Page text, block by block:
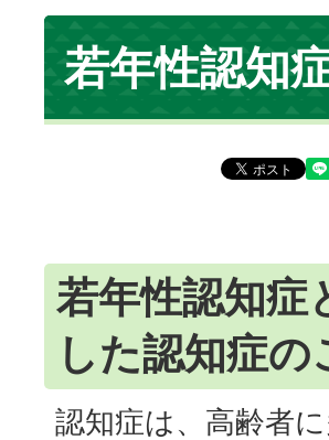
の
位
置若年性認知
若年性認知症
した認知症
認知症は、高齢者